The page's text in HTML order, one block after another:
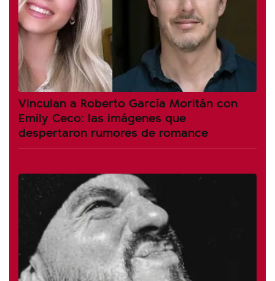
Vinculan a Roberto García Moritán con
Emily Ceco: las imágenes que
despertaron rumores de romance